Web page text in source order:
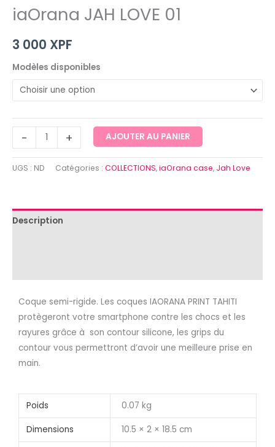
iaOrana JAH LOVE 01
3 000 XPF
Modèles disponibles
- + AJOUTER AU PANIER
UGS : ND Catégories : COLLECTIONS,iaOrana case, Jah Love
Description
Coque semi-rigide. Les coques IAORANA PRINT TAHITI
protègeront votre smartphone contre les chocs et les
rayures grâce à son contour silicone, les grips du
contour vous permettront d’avoir une meilleure prise en
main.
Poids 0.07 kg
Dimensions 10.5 × 2 × 18.5 cm